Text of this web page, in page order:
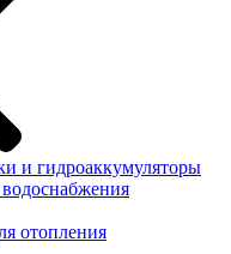
и гидроаккумуляторы
отопления